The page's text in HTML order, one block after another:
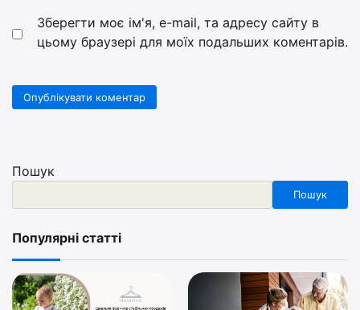
Зберегти моє ім'я, e-mail, та адресу сайту в
цьому браузері для моїх подальших коментарів.
Пошук
Пошук
Популярні статті